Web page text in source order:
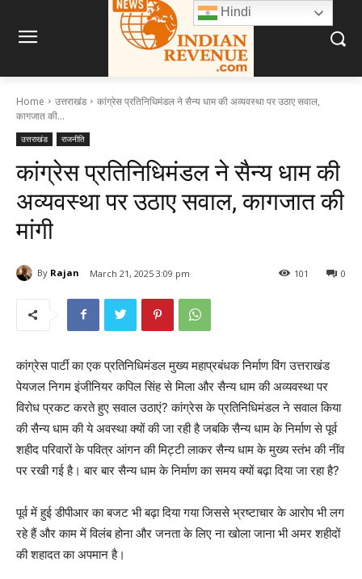
Home उत्तराखंड
कांग्रेस प्रतिनिधिमंडल ने सैन्य धाम की अव्यवस्था पर उठाए सवाल,
कागजात की...
उत्तराखंड राजनीति
कांग्रेस प्रतिनिधिमंडल ने सैन्य धाम की
अव्यवस्था पर उठाए सवाल, कागजात की
मांगी
By Rajan March 21, 2025 3:09 pm 0
101
कांग्रेस पार्टी का एक प्रतिनिधिमंडल मुख्य महाप्रबंधक निर्माण विंग उत्तराखंड
पेयजल निगम इंजीनियर कपिल सिंह से मिला और सैन्य धाम की अव्यवस्था पर
विरोध प्रकट करते हुए सवाल उठाएं? कांग्रेस के प्रतिनिधिमंडल ने सवाल किया
की सैन्य धाम की ये अवस्था क्यों की जा रही है जबकि सैन्य धाम के निर्माण से पूर्व
शहीद परिवारों के पवित्र आंगन की मिट्टी लाकर सैन्य धाम के मुख्य स्तंभ की नींव
पर रखी गई है। बार बार सैन्य धाम के निर्माण का समय क्यों बढ़ा दिया जा रहा है?
पूर्व में हुई डीपीआर का बजट भी बढ़ा दिया गया जिससे भ्रष्टाचार के आरोप भी लग
रहे हैं और काम में विलंब होना और जनता के लिए ना खोला जाना भी अमर शहीदों
की शहादत का अपमान है।
Hindi